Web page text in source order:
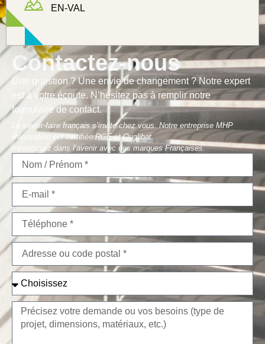
Contactez-nous
Une question ? Une envie de changement ? Notre expert
est à votre écoute. N’hésitez pas à remplir notre
formulaire de contact.
Le savoir-faire français s’invite chez vous. Notre entreprise MHP
Rénovation est certifiée RGE et Qualibat.
Investissez dans l’avenir avec des marques Françaises.
EN-VAL